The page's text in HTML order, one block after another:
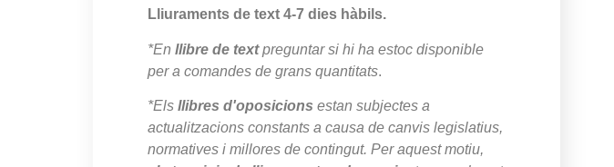
Lliuraments de text 4-7 dies hàbils.
*En llibre de textpreguntar si hi ha estoc disponible
per a comandes de grans quantitats.
*Els llibres d'oposicions estan subjectes a
actualitzacions constants a causa de canvis legislatius,
normatives i millores de contingut. Per aquest motiu,